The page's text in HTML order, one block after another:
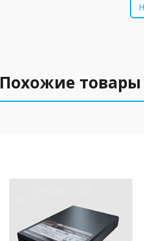
Похожие товары